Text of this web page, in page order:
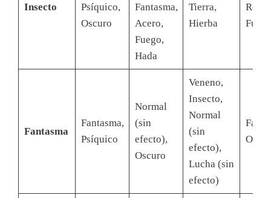
Insecto
Psíquico,
Oscuro
Fantasma,
Acero,
Fuego,
Hada
Tierra,
Hierba
Roca,
Fantasma
Fantasma,
Psíquico
Normal
(sin
efecto),
Oscuro
Veneno,
Insecto,
Normal
(sin
efecto),
Lucha (sin
efecto)